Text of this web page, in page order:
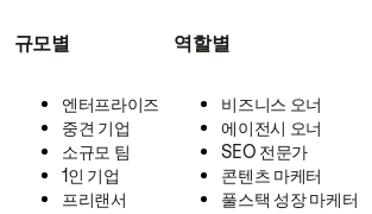
규모별
엔터프라이즈
중견 기업
소규모 팀
1인 기업
프리랜서
역할별
비즈니스 오너
에이전시 오너
SEO 전문가
콘텐츠 마케터
풀스택 성장 마케터